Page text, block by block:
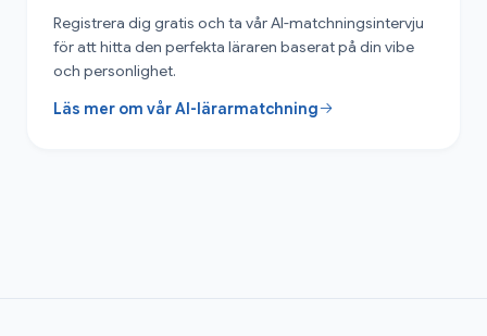
Registrera dig gratis och ta vår AI-matchningsintervju
för att hitta den perfekta läraren baserat på din vibe
och personlighet.
Läs mer om vår AI-lärarmatchning